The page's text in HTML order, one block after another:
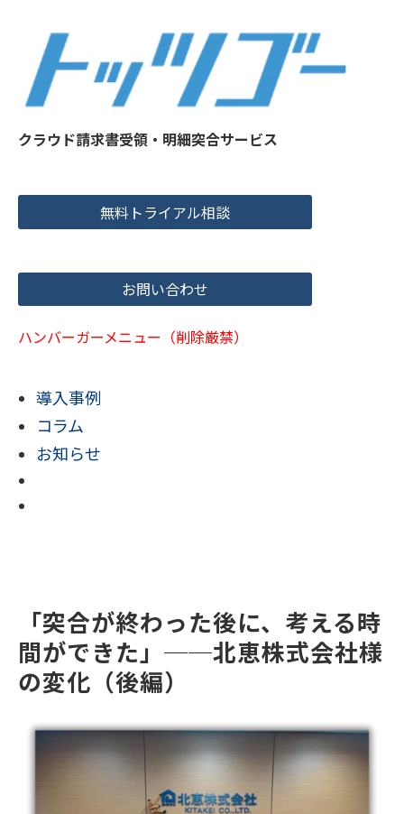
クラウド請求書受領・明細突合サービス
無料トライアル相談
お問い合わせ
ハンバーガーメニュー（削除厳禁）
導入事例
コラム
お知らせ
「突合が終わった後に、考える時
間ができた」──北恵株式会社様
の変化（後編）